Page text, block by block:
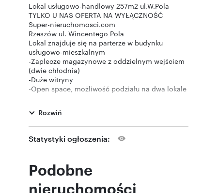
Lokal usługowo-handlowy 257m2 ul.W.Pola
TYLKO U NAS OFERTA NA WYŁĄCZNOŚĆ
Super-nieruchomosci.com
Rzeszów ul. Wincentego Pola
Lokal znajduje się na parterze w budynku
usługowo-mieszkalnym
-Zaplecze magazynowe z oddzielnym wejściem
(dwie chłodnia)
-Duże witryny
-Open space, możliwość podziału na dwa lokale
-Ogrzewanie klimatyzacja, piec gazowy
(możliwość podłączenia MPEC)
-Ciepła woda bojler
-Miejsca postojowe przy budynku
Cena zawiera wyposażenie lokalu
Osoba prowadząca: Rafał Ostyński
Rozwiń
Statystyki ogłoszenia:
Podobne
nieruchomości